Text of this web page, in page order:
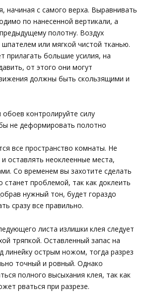
начиная с самого верха. Выравнивать
по нанесенной вертикали, а
полотну. Воздух
или мягкой чистой тканью.
прилагать большие усилия, на
от этого они могут
должны быть скользящими и
контролируйте силу
не деформировать полотно
все пространство комнаты. Не
оставлять неоклеенные места,
Со временем вы захотите сделать
станет проблемой, так как доклеить
нужный тон, будет гораздо
сразу все правильно.
листа излишки клея следует
тряпкой. Оставленный запас на
линейку острым ножом, тогда разрез
точный и ровный. Однако
полного высыхания клея, так как
рваться при разрезе.